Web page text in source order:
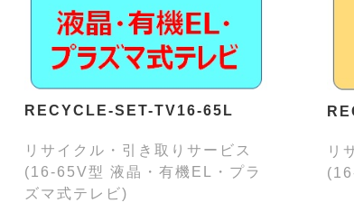
RECYCLE-SET-TV16-65L
リサイクル・引き取りサービス
(16-65V型 液晶・有機EL・プラ
ズマ式テレビ)
リ